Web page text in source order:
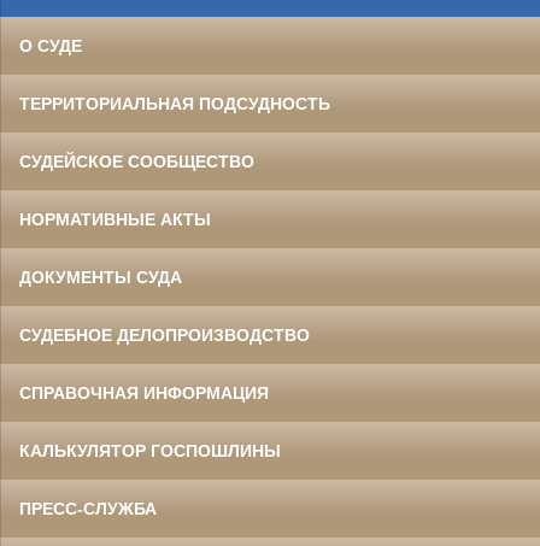
О СУДЕ
ТЕРРИТОРИАЛЬНАЯ ПОДСУДНОСТЬ
СУДЕЙСКОЕ СООБЩЕСТВО
НОРМАТИВНЫЕ АКТЫ
ДОКУМЕНТЫ СУДА
СУДЕБНОЕ ДЕЛОПРОИЗВОДСТВО
СПРАВОЧНАЯ ИНФОРМАЦИЯ
КАЛЬКУЛЯТОР ГОСПОШЛИНЫ
ПРЕСС-СЛУЖБА